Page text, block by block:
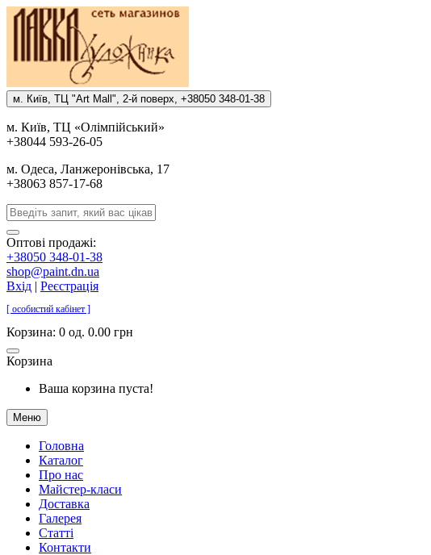
м. Киïв, ТЦ "Art Mall", 2-й поверх, +38050 348-01-38
м. Киïв, ТЦ «Олiмпiйський»
+38044 593-26-05
м. Одеса, Ланжеронiвська, 17
+38063 857-17-68
Оптові продажі:
+38050 348-01-38
shop@paint.dn.ua
Вхід | Реєстрація
[ особистий кабінет ]
Корзина: 0 од. 0.00 грн
Корзина
Ваша корзина пуста!
Меню
Головна
Каталог
Про нас
Майстер-класи
Доставка
Галерея
Статтi
Контакти